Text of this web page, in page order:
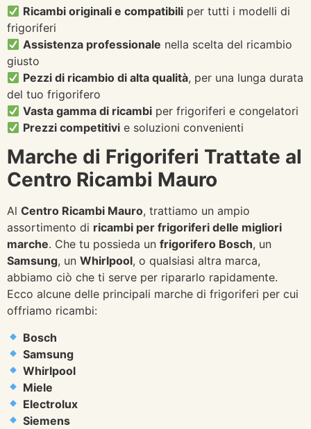
Ricambi originali e compatibili per tutti i modelli di
frigoriferi
Assistenza professionale nella scelta del ricambio
giusto
Pezzi di ricambio di alta qualità, per una lunga durata
del tuo frigorifero
Vasta gamma di ricambi per frigoriferi e congelatori
Prezzi competitivi e soluzioni convenienti
Marche di Frigoriferi Trattate al
Centro Ricambi Mauro
Al Centro Ricambi Mauro, trattiamo un ampio
assortimento di ricambi per frigoriferi delle migliori
marche. Che tu possieda un frigorifero Bosch, un
Samsung, un Whirlpool, o qualsiasi altra marca,
abbiamo ciò che ti serve per ripararlo rapidamente.
Ecco alcune delle principali marche di frigoriferi per cui
offriamo ricambi:
Bosch
Samsung
Whirlpool
Miele
Electrolux
Siemens